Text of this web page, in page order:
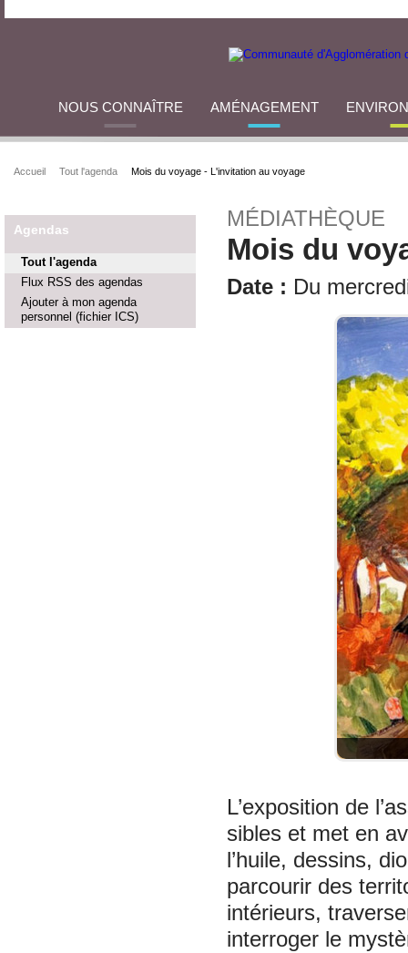
NOUS CONNAÎTRE AMÉNAGEMENT
Accueil Tout l'agenda Mois du voyage - L'invitation au voyage
Agendas
Tout l'agenda
Flux RSS des agendas
Ajouter à mon agenda
personnel (fichier ICS)
MÉDIATHÈQUE
Mois du
Date : Du
L’exposition de
sibles et met en
l’huile, dessins,
parcourir des
intérieurs,
interroger le